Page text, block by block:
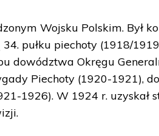
Wojsku Polskim. Był
pułku piechoty (1918/
dowództwa Okręgu
Piechoty (1920-1921),
1926). W 1924 r. uzyskał